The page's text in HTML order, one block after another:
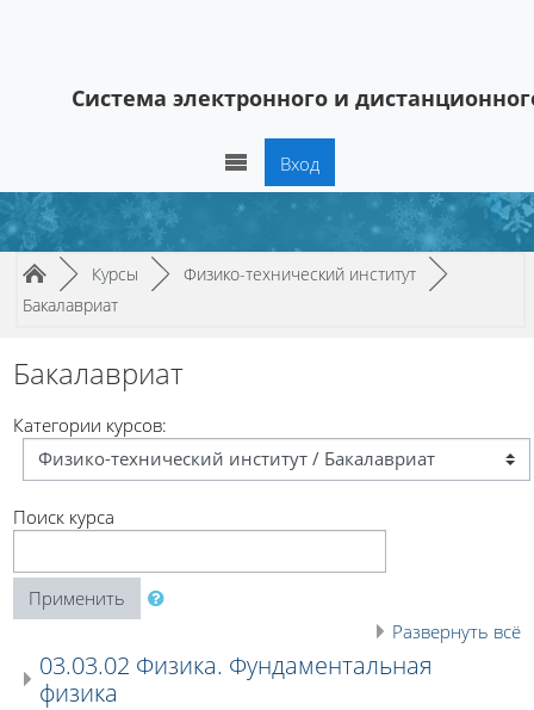
Система электронного и
Вход
Путь к странице
/► Курсы /► Физико-технический институт /►
Бакалавриат
Бакалавриат
Категории курсов:
Поиск курса
Применить
Развернуть всё
03.03.02 Физика. Фундаментальная
физика